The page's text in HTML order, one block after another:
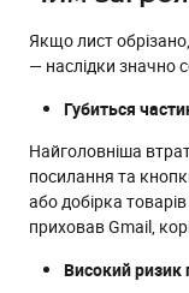
Якщо лист
— наслідки значно
Губиться
Найголовніша
посилання та
або добірка
приховав Gmail,
Високий ризик